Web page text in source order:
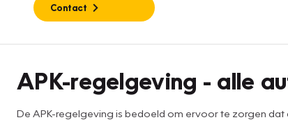
Contact
APK-regelgeving - alle
De APK-regelgeving is bedoeld om ervoor te zorgen dat